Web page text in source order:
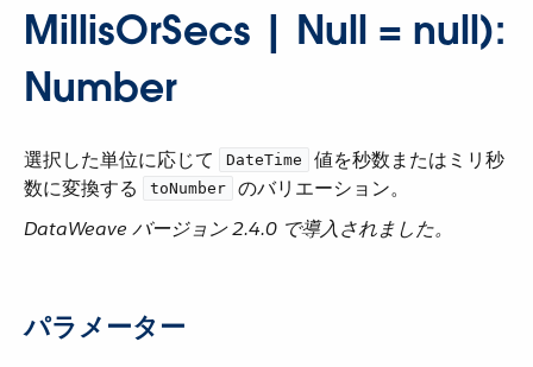
MillisOrSecs | Null = null):
Number
選択した単位に応じて ​ DateTime
​ 値を秒数またはミリ秒
数に変換する ​
toNumber
​ のバリエーション。
DataWeave バージョン 2.4.0 で導入されました。
パラメーター